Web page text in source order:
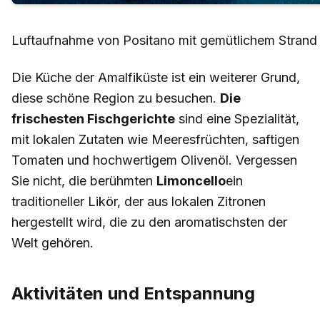
Luftaufnahme von Positano mit gemütlichem
Die Küche der Amalfiküste ist ein weiterer Grund,
diese schöne Region zu besuchen. Die
frischesten Fischgerichte sind eine Spezialität,
mit lokalen Zutaten wie Meeresfrüchten, saftigen
Tomaten und hochwertigem Olivenöl. Vergessen
Sie nicht, die berühmten Limoncelloein
traditioneller Likör, der aus lokalen Zitronen
hergestellt wird, die zu den aromatischsten der
Welt gehören.
Aktivitäten und Entspannung